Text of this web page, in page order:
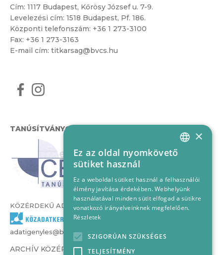
Cím: 1117 Budapest, Kőrösy József u. 7-9.
Levelezési cím: 1518 Budapest, Pf. 186.
Központi telefonszám: +36 1 273-3100
Fax: +36 1 273-3163
E-mail cím: titkarsag@bvcs.hu
TANÚSÍTVÁNYOK
KÖZÉRDEKŰ ADATOK
adatigenyles@bvcs.hu
ARCHÍV KÖZÉRDEKŰ ADATOK –
HUNGARIAN
×
Ez az oldal nyomkövető
sütiket használ
Ez a weboldal sütiket használ a felhasználói
élmény javítása érdekében. Webhelyünk
használatával minden sütit elfogad a sütikre
vonatkozó irányelveinknek megfelelően.
Részletek
SZIGORÚAN SZÜKSÉGES
TELJESÍTMÉNY